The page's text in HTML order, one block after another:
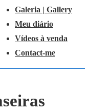
Galeria | Gallery
Meu diário
Vídeos à venda
Contact-me